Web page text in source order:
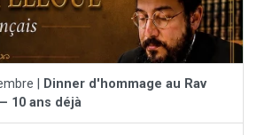
|
Dinner d'hommage au Rav
10 ans déjà